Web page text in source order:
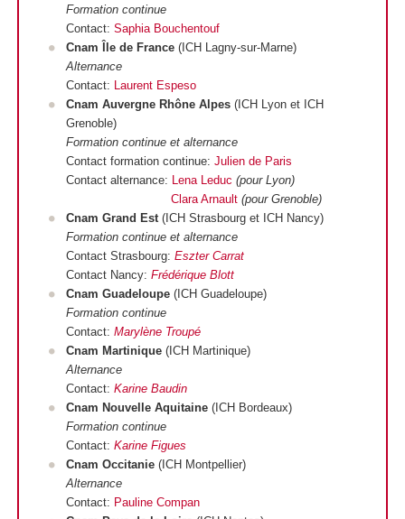
Formation continue
Contact: Saphia Bouchentouf
Cnam Île de France (ICH Lagny-sur-Marne)
Alternance
Contact: Laurent Espeso
Cnam Auvergne Rhône Alpes (ICH Lyon et ICH
Grenoble)
Formation continue et alternance
Contact formation continue: Julien de Paris
Contact alternance: Lena Leduc (pour Lyon)
Clara Arnault (pour Grenoble)
Cnam Grand Est (ICH Strasbourg et ICH Nancy)
Formation continue et alternance
Contact Strasbourg: Eszter Carrat
Contact Nancy: Frédérique Blott
Cnam Guadeloupe (ICH Guadeloupe)
Formation continue
Contact: Marylène Troupé
Cnam Martinique (ICH Martinique)
Alternance
Contact: Karine Baudin
Cnam Nouvelle Aquitaine (ICH Bordeaux)
Formation continue
Contact: Karine Figues
Cnam Occitanie (ICH Montpellier)
Alternance
Contact: Pauline Compan